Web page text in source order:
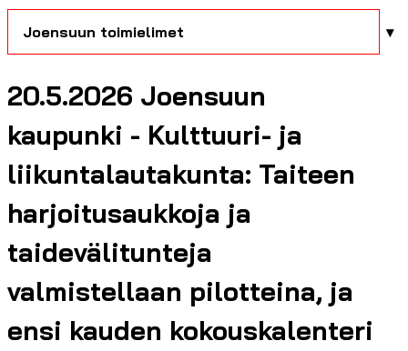
Joensuun toimielimet
20.5.2026 Joensuun
kaupunki - Kulttuuri- ja
liikuntalautakunta: Taiteen
harjoitusaukkoja ja
taidevälitunteja
valmistellaan pilotteina, ja
ensi kauden kokouskalenteri